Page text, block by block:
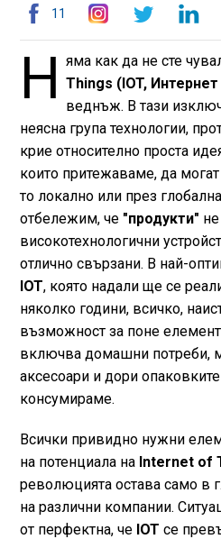
11
Н яма как да не сте
Things (IOT,
веднъж. В тази
неясна група технологии,
крие относително проста
които притежаваме, да
то локално или през
отбележим, че "продукти"
високотехнологични
отлично свързани. В най-
IOT, която надали ще се
няколко години, всичко,
възможност за поне
включва домашни потреби,
аксесоари и дори
консумираме.
Всички привидно нужни
на потенциала на Internet of
революцията остава само в
на различни компании.
от перфектна, че IOT се